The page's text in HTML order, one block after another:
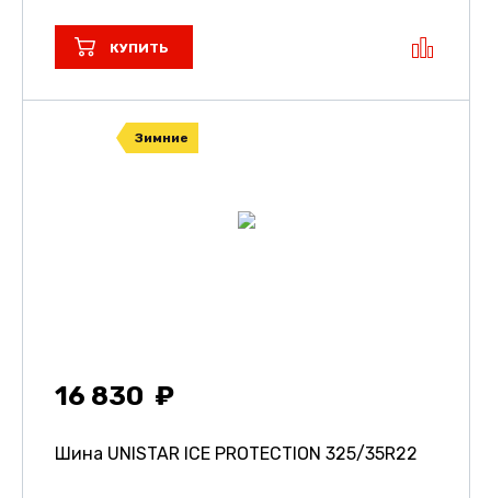
КУПИТЬ
Зимние
16 830
Шина UNISTAR ICE PROTECTION 325/35R22